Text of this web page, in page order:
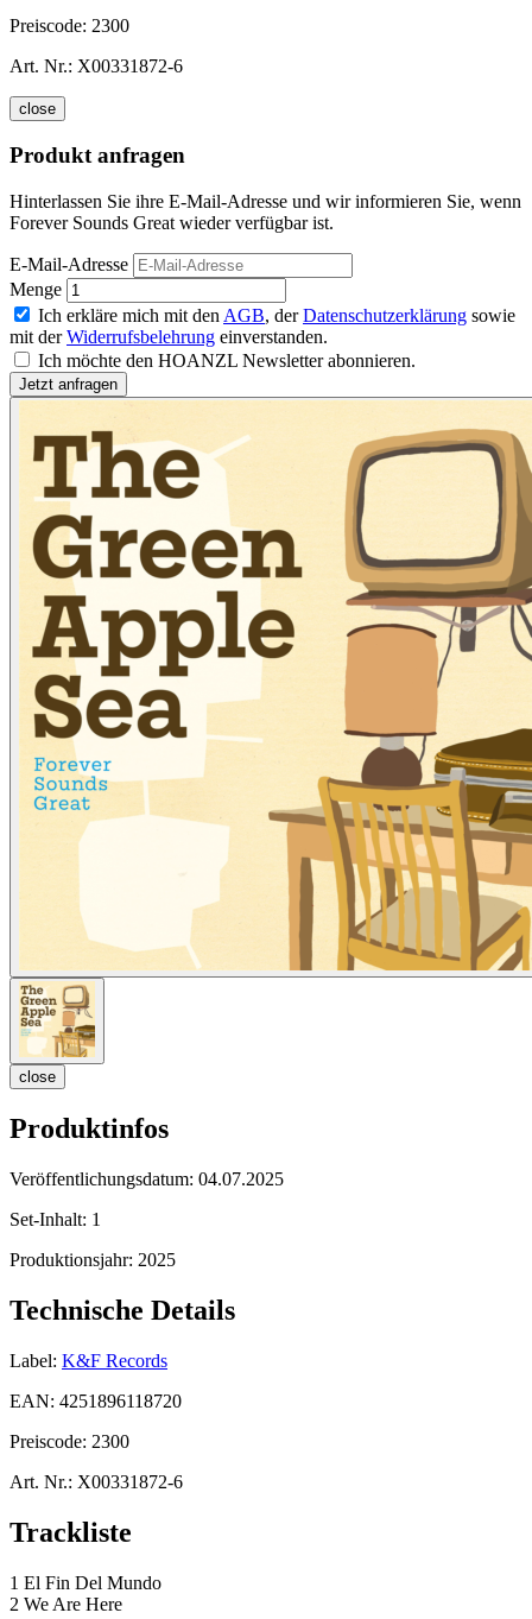
Preiscode: 2300
Art. Nr.: X00331872-6
close
Produkt anfragen
Hinterlassen Sie ihre E-Mail-Adresse und wir informieren Sie, wenn
Forever Sounds Great wieder verfügbar ist.
E-Mail-Adresse
Menge
Ich erkläre mich mit den AGB, derDatenschutzerklärung sowie
mit derWiderrufsbelehrung einverstanden.
Ich möchte den HOANZL Newsletter abonnieren.
close
Produktinfos
Veröffentlichungsdatum: 04.07.2025
Set-Inhalt: 1
Produktionsjahr: 2025
Technische Details
Label: K&F Records
EAN: 4251896118720
Preiscode: 2300
Art. Nr.: X00331872-6
Trackliste
1 El Fin Del Mundo
2 We Are Here